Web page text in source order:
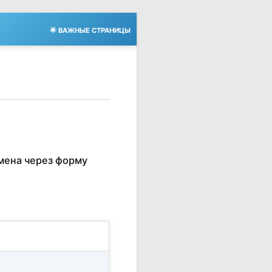
🌟 ВАЖНЫЕ СТРАНИЦЫ
через форму